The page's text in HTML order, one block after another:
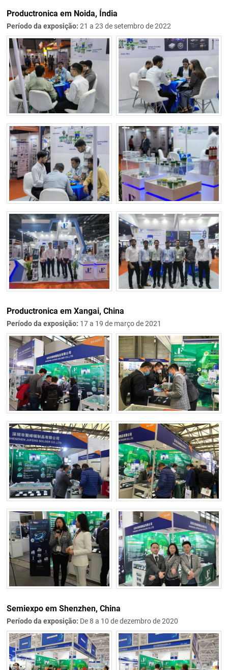
Productronica em Noida, Índia
Período da exposição:21 a 23 de setembro de 2022
Productronica em Xangai, China
Período da exposição: 17 a 19 de março de 2021
Semiexpo em Shenzhen, China
Período da exposição: De 8 a 10 de dezembro de 2020